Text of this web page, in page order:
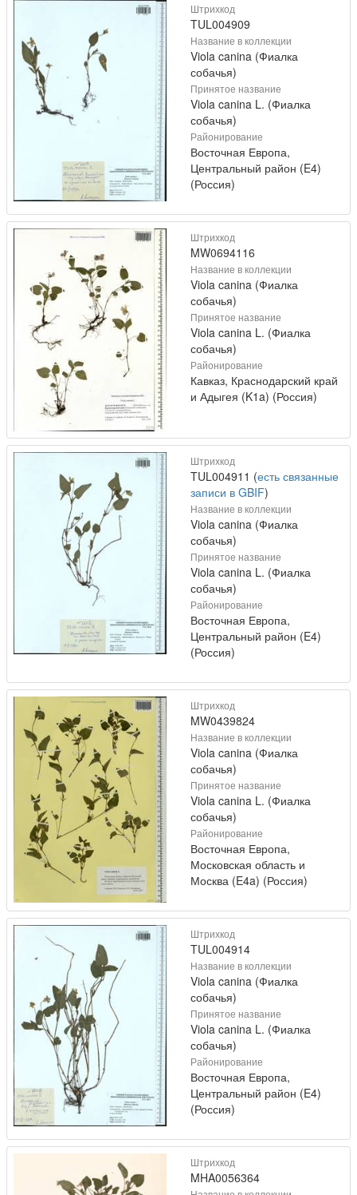
Штрихкод
TUL004909
Название в коллекции
Viola canina (Фиалка
собачья)
Принятое название
Viola canina L. (Фиалка
собачья)
Районирование
Восточная Европа,
Центральный район (E4)
(Россия)
Штрихкод
MW0694116
Название в коллекции
Viola canina (Фиалка
собачья)
Принятое название
Viola canina L. (Фиалка
собачья)
Районирование
Кавказ, Краснодарский край
и Адыгея (K1a) (Россия)
Штрихкод
TUL004911 (есть связанные
записи в GBIF)
Название в коллекции
Viola canina (Фиалка
собачья)
Принятое название
Viola canina L. (Фиалка
собачья)
Районирование
Восточная Европа,
Центральный район (E4)
(Россия)
Штрихкод
MW0439824
Название в коллекции
Viola canina (Фиалка
собачья)
Принятое название
Viola canina L. (Фиалка
собачья)
Районирование
Восточная Европа,
Московская область и
Москва (E4a) (Россия)
Штрихкод
TUL004914
Название в коллекции
Viola canina (Фиалка
собачья)
Принятое название
Viola canina L. (Фиалка
собачья)
Районирование
Восточная Европа,
Центральный район (E4)
(Россия)
Штрихкод
MHA0056364